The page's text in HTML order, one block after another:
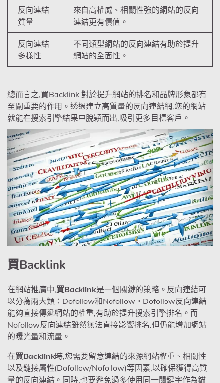
反向連結
質量
來自高權威、相關性強的網站的反向
連結更有價值。
反向連結
多樣性
不同類型網站的反向連結有助於提升
網站的全面性。
總而言之,買Backlink 對於提升網站的排名和品牌形象都有
至關重要的作用。透過建立高質量的反向連結網,您的網站
就能在搜索引擎結果中脫穎而出,吸引更多目標客戶。
買Backlink
在網站推廣中,買Backlink是一個關鍵的策略。反向連結可
以分為兩大類：Dofollow和Nofollow。Dofollow反向連結
能夠直接傳遞網站的權重,有助於提升搜索引擎排名。而
Nofollow反向連結雖然無法直接影響排名,但仍能增加網站
的曝光量和流量。
在買Backlink時,您需要留意連結的來源網站權重、相關性
以及鏈接屬性(Dofollow/Nofollow)等因素,以確保獲得高質
量的反向連結。同時,也要避免過多使用同一關鍵字作為錨